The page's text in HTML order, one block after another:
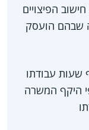
הפיצויים
שבהם הועסק
שעות עבודתו
היקף המשרה